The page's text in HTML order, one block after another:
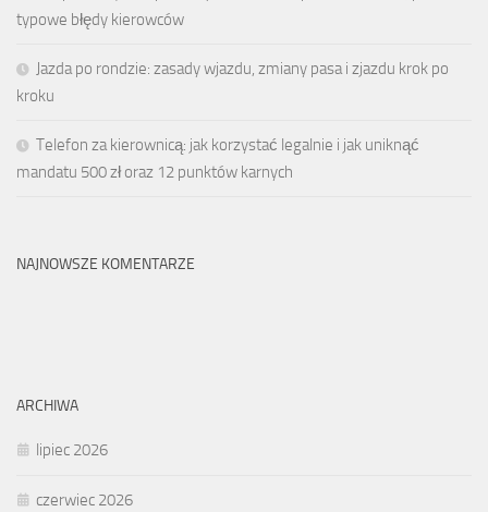
typowe błędy kierowców
Jazda po rondzie: zasady wjazdu, zmiany pasa i zjazdu krok po
kroku
Telefon za kierownicą: jak korzystać legalnie i jak uniknąć
mandatu 500 zł oraz 12 punktów karnych
NAJNOWSZE KOMENTARZE
ARCHIWA
lipiec 2026
czerwiec 2026